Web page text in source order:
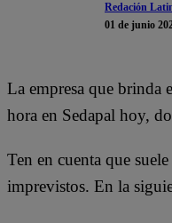
Redación
01 de junio
La empresa que brinda
hora en Sedapal hoy,
Ten en cuenta que
imprevistos. En la